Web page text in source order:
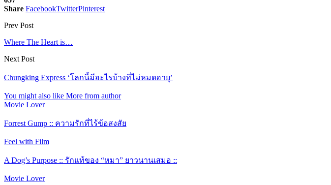
Share FacebookTwitterPinterest
Prev Post
Where The Heart is…
Next Post
Chungking Express ‘โลกนี้มีอะไรบ้างที่ไม่หมดอายุ’
You might also like More from author
Movie Lover
Forrest Gump :: ความรักที่ไร้ข้อสงสัย
Feel with Film
A Dog’s Purpose :: รักแท้ของ “หมา” ยาวนานเสมอ ::
Movie Lover